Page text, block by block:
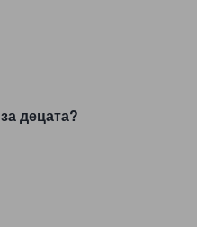
децата?